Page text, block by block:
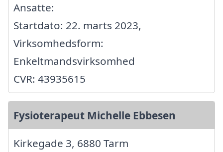
Ansatte:
Startdato: 22. marts 2023,
Virksomhedsform:
Enkeltmandsvirksomhed
CVR: 43935615
Fysioterapeut Michelle Ebbesen
Kirkegade 3, 6880 Tarm